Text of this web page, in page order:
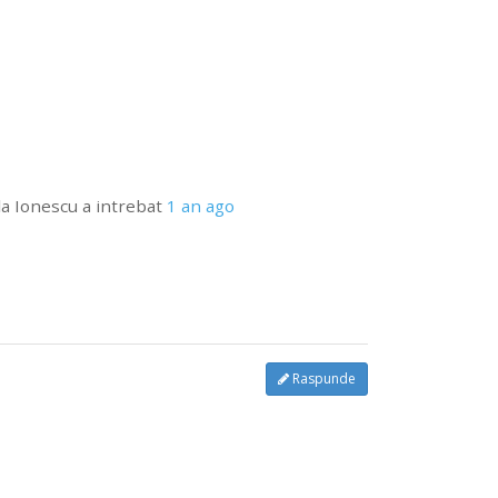
Ionescu a intrebat 1 an ago
Raspunde